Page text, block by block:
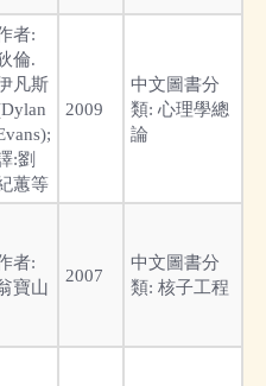
者:
倫.
凡斯
:劉
蕙等
2009
中文圖書分
類: 心理學總
論
者:
寶山
2007
中文圖書分
類: 核子工程